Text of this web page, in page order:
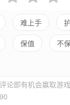
难上手
保值 不
论即有机会赢取游